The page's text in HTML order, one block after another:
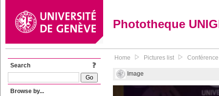
Phototheque
Search
Browse by...
Home Pictures list
Image